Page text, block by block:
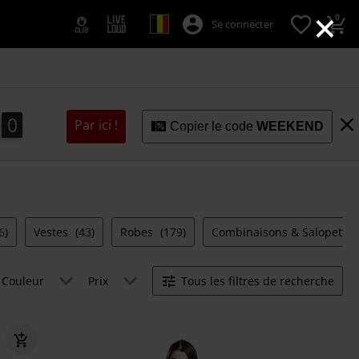
×
Se connecter 0
8
9
8
0
9 Par ici ! Copier le codeWEEKEND
Vestes (43) Robes (179) Combinaisons &
Couleur Prix Tous les filtres de recherche